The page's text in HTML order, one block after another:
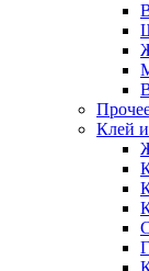
Клей